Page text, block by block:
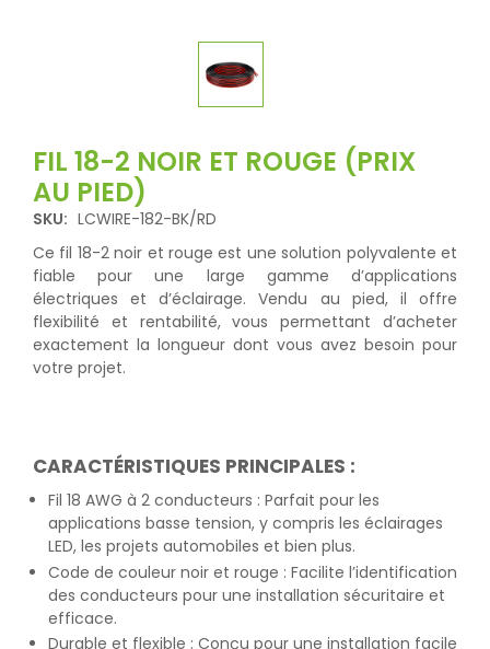
FIL 18-2 NOIR ET ROUGE (PRIX
AU PIED)
SKU: LCWIRE-182-BK/RD
Ce fil 18-2 noir et rouge est une solution polyvalente et
fiable pour une large gamme d’applications
électriques et d’éclairage. Vendu au pied, il offre
flexibilité et rentabilité, vous permettant d’acheter
exactement la longueur dont vous avez besoin pour
votre projet.
CARACTÉRISTIQUES PRINCIPALES :
Fil 18 AWG à 2 conducteurs : Parfait pour les
applications basse tension, y compris les éclairages
LED, les projets automobiles et bien plus.
Code de couleur noir et rouge : Facilite l’identification
des conducteurs pour une installation sécuritaire et
efficace.
Durable et flexible : Conçu pour une installation facile